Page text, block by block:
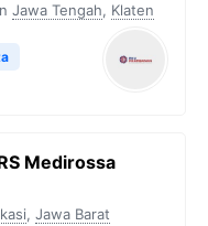
Jawa Tengah, Klaten
Medirossa
, Jawa Barat